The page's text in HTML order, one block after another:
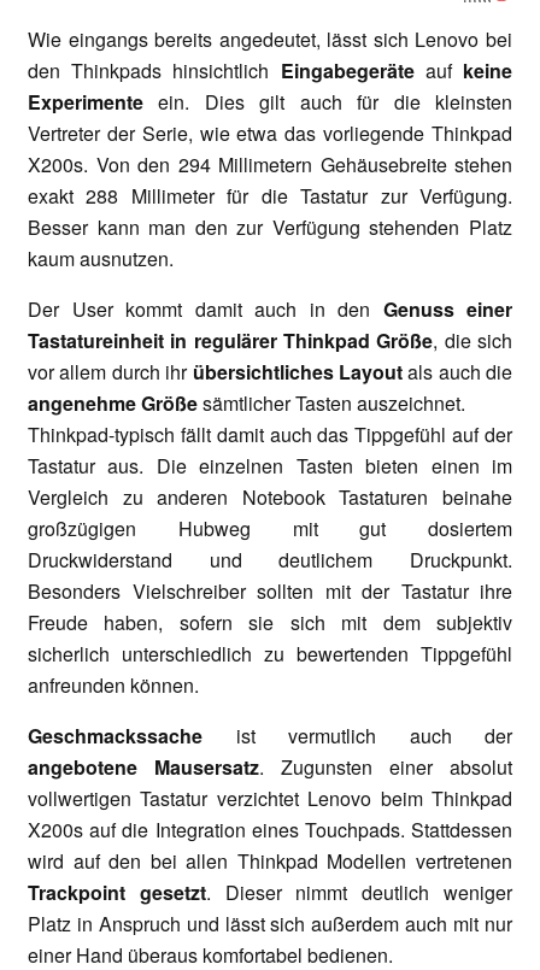
Wie eingangs bereits angedeutet, lässt sich Lenovo bei
den Thinkpads hinsichtlich Eingabegeräteauf keine
Experimente ein. Dies gilt auch für die kleinsten
Vertreter der Serie, wie etwa das vorliegende Thinkpad
X200s. Von den 294 Millimetern Gehäusebreite stehen
exakt 288 Millimeter für die Tastatur zur Verfügung.
Besser kann man den zur Verfügung stehenden Platz
kaum ausnutzen.
Der User kommt damit auch in den Genuss einer
Tastatureinheit in regulärer Thinkpad Größe, die sich
vor allem durch ihr übersichtliches Layoutals auch die
angenehme Größesämtlicher Tasten auszeichnet.
Thinkpad-typisch fällt damit auch das Tippgefühl auf der
Tastatur aus. Die einzelnen Tasten bieten einen im
Vergleich zu anderen Notebook Tastaturen beinahe
großzügigen Hubweg mit gut dosiertem
Druckwiderstand und deutlichem Druckpunkt.
Besonders Vielschreiber sollten mit der Tastatur ihre
Freude haben, sofern sie sich mit dem subjektiv
sicherlich unterschiedlich zu bewertenden Tippgefühl
anfreunden können.
Geschmackssache ist vermutlich auch der
angebotene Mausersatz. Zugunsten einer absolut
vollwertigen Tastatur verzichtet Lenovo beim Thinkpad
X200s auf die Integration eines Touchpads. Stattdessen
wird auf den bei allen Thinkpad Modellen vertretenen
Trackpoint gesetzt. Dieser nimmt deutlich weniger
Platz in Anspruch und lässt sich außerdem auch mit nur
einer Hand überaus komfortabel bedienen.